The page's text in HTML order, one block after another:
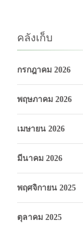
คลังเก็บ
กรกฎาคม 2026
พฤษภาคม 2026
เมษายน 2026
มีนาคม 2026
พฤศจิกายน 2025
ตุลาคม 2025